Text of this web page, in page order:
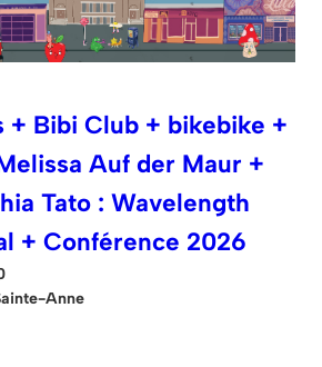
+ Bibi Club + bikebike +
Auf der Maur +
Tato : Wavelength
+ Conférence 2026
Anne